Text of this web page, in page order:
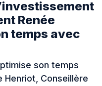
Renée
temps avec
son temps
Henriot, Conseillère